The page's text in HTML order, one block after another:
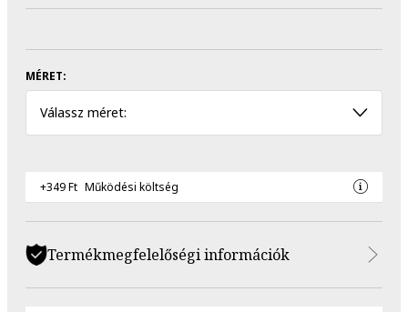
MÉRET:
Válassz méret:
+349 Ft Működési költség
Termékmegfelelőségi információk